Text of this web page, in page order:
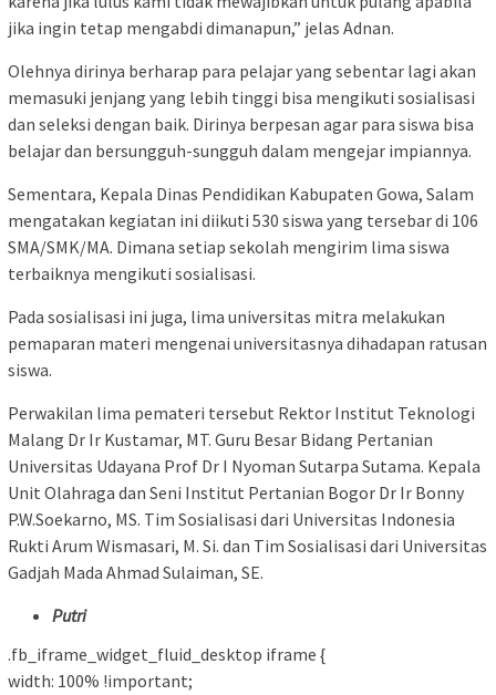
jika ingin tetap mengabdi dimanapun,” jelas Adnan.
Olehnya dirinya berharap para pelajar yang sebentar lagi akan
memasuki jenjang yang lebih tinggi bisa mengikuti sosialisasi
dan seleksi dengan baik. Dirinya berpesan agar para siswa bisa
belajar dan bersungguh-sungguh dalam mengejar impiannya.
Sementara, Kepala Dinas Pendidikan Kabupaten Gowa, Salam
mengatakan kegiatan ini diikuti 530 siswa yang tersebar di 106
SMA/SMK/MA. Dimana setiap sekolah mengirim lima siswa
terbaiknya mengikuti sosialisasi.
Pada sosialisasi ini juga, lima universitas mitra melakukan
pemaparan materi mengenai universitasnya dihadapan ratusan
siswa.
Perwakilan lima pemateri tersebut Rektor Institut Teknologi
Malang Dr Ir Kustamar, MT. Guru Besar Bidang Pertanian
Universitas Udayana Prof Dr I Nyoman Sutarpa Sutama. Kepala
Unit Olahraga dan Seni Institut Pertanian Bogor Dr Ir Bonny
P.W.Soekarno, MS. Tim Sosialisasi dari Universitas Indonesia
Rukti Arum Wismasari, M. Si. dan Tim Sosialisasi dari Universitas
Gadjah Mada Ahmad Sulaiman, SE.
Putri
.fb_iframe_widget_fluid_desktop iframe {
width: 100% !important;